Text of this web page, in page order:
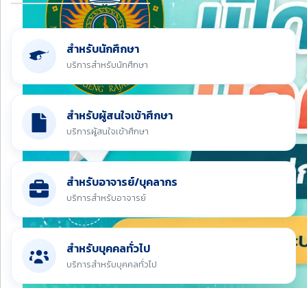
สำหรับนักศึกษา
บริการสำหรับนักศึกษา
สำหรับผู้สนใจเข้าศึกษา
บริการผู้สนใจเข้าศึกษา
สำหรับอาจารย์/บุคลากร
บริการสำหรับอาจารย์
สำหรับบุคคลทั่วไป
บริการสำหรับบุคคลทั่วไป